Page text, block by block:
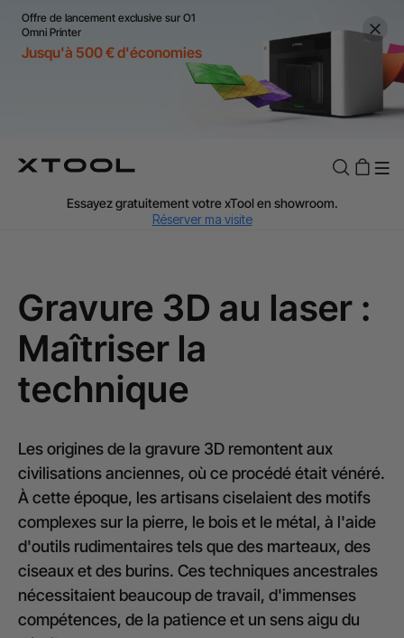
Offre de lancement exclusive sur O1
Omni Printer
Jusqu'à 500 € d'économies
Essayez gratuitement votre xTool en showroom.
Livraison rapide et offerte dès 99 €. J'en profite
Assistance personnalisée avec un expert. J'en profite
TVA Offerte : Jusqu'à 20 % selon le pays.
Gravure 3D au laser :
Maîtriser la
Les origines de la gravure 3D remontent aux
civilisations anciennes, où ce procédé était vénéré.
À cette époque, les artisans ciselaient des motifs
complexes sur la pierre, le bois et le métal, à l'aide
d'outils rudimentaires tels que des marteaux, des
ciseaux et des burins. Ces techniques ancestrales
nécessitaient beaucoup de travail, d'immenses
compétences, de la patience et un sens aigu du